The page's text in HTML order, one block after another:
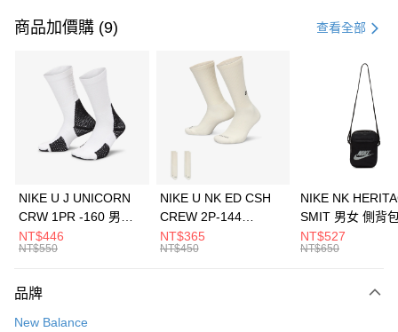
信用卡一次付款
3 期 0 利率 每期 21家銀行
合作金庫商業銀行
第一商業銀行
華南商業銀行
彰化商業銀行
上海商業儲蓄銀行
元大商業銀行
台灣樂天信用卡公司
Apple Pay
全盈+PAY
AFTEE先享後付
【關於「AFTEE先享後付」】
便利好安心！
運送方式
商品加價購 (9) 查看全部
NIKE U J UNICORN
CRW 1PR -160 男女
中統襪 FZ3393100
NT$446
NT$550
NIKE U NK ED CSH
CREW 2P-144
EMBRDY 男女 短統襪
FZ3073133
NT$365
NT$450
NIKE NK
SMIT 男女 側背
BA5871010
NT$527
NT$650
品牌
New Balance